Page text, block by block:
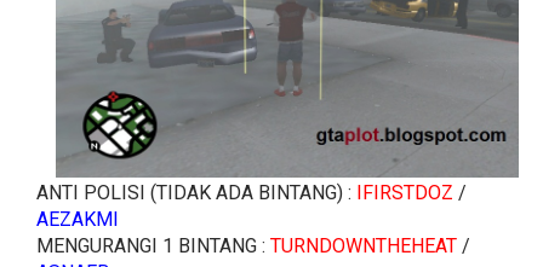
ANTI POLISI (TIDAK ADA BINTANG) : IFIRSTDOZ /
AEZAKMI
MENGURANGI 1 BINTANG : TURNDOWNTHEHEAT /